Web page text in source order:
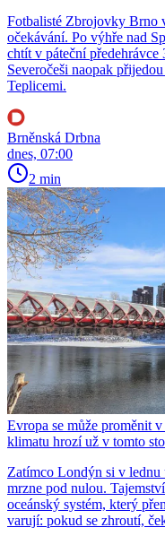
Fotbalisté Zbrojovky Brno
očekávání. Po výhře nad
chtít v páteční
Severočeši naopak
Teplicemi.
Brněnská Drbna
dnes, 07:00
2 min
Evropa se může proměnit
klimatu hrozí už v tomto
Zatímco Londýn si v lednu
mrzne pod nulou.
oceánský systém, který
varují: pokud se zhroutí,